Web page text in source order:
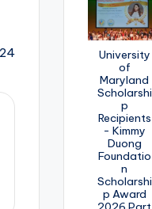
University
of
Maryland
Scholarshi
p
Recipients
- Kimmy
Duong
Foundatio
n
Scholarshi
p Award